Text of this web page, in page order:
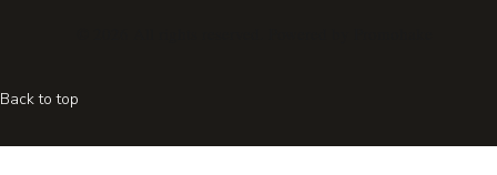
Back to top